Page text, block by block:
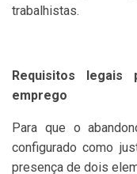
trabalhistas.
Requisitos legais
emprego
Para que o
configurado como
presença de dois